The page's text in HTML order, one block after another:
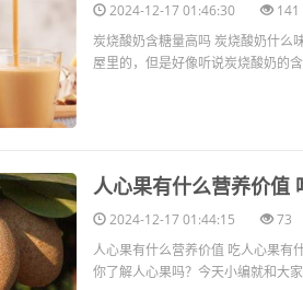
2024-12-17 01:46:30
141
炭烧酸奶含糖量高吗 炭烧酸奶什么
屋里的，但是好像听说炭烧酸奶的
人心果有什么营养价值
2024-12-17 01:44:15
73
人心果有什么营养价值 吃人心果有
你了解人心果吗？今天小编就和大